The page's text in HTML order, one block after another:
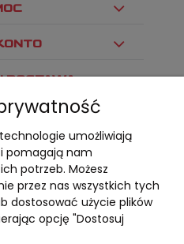
DOSTAWA
umożliwiają
pomagają nam
potrzeb. Możesz
przez nas wszystkich tych
dostosować użycie plików
opcję "Dostosuj